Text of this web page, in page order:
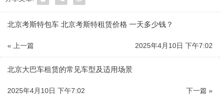
北京考斯特包车 北京考斯特租赁价格 一天多少钱？
« 上一篇 2025年4月10日 下午7:02
北京大巴车租赁的常见车型及适用场景
下一篇 »
2025年4月10日 下午7:02